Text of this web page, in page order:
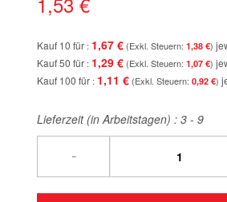
Kauf 10 für 1,67 € 1,38 €
Kauf 50 für 1,29 € 1,07 €
Kauf 100 für 1,11 € 0,92 €
Lieferzeit (in Arbeitstagen) : 3 - 9
-